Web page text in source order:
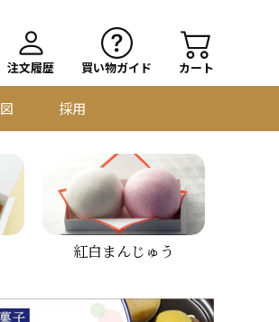
注文履歴 買い物ガイド カート
採用
紅白まんじゅう